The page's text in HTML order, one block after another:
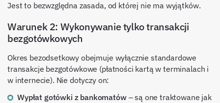
Jest to bezwzględna zasada, od której nie ma wyjątków.
Warunek 2: Wykonywanie tylko transakcji
bezgotówkowych
Okres bezodsetkowy obejmuje wyłącznie standardowe
transakcje bezgotówkowe (płatności kartą w terminalach i
w internecie). Nie dotyczy on:
Wypłat gotówki z bankomatów– są one traktowane jak